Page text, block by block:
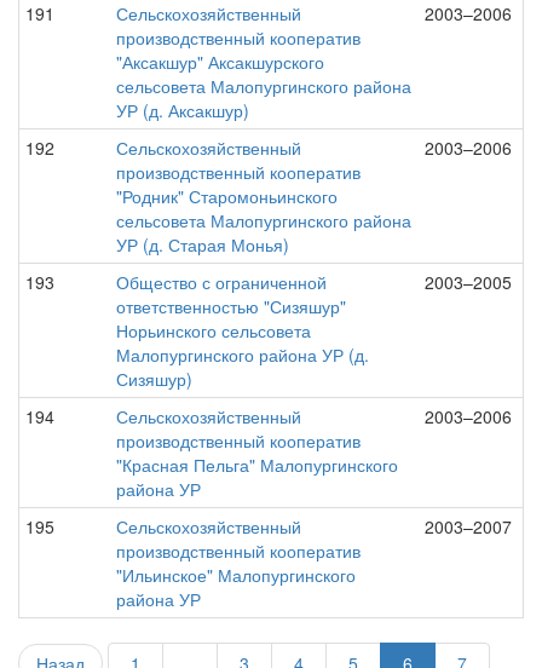
191
Сельскохозяйственный
производственный кооператив
"Аксакшур" Аксакшурского
сельсовета Малопургинского района
УР (д. Аксакшур)
2003–2006
192
Сельскохозяйственный
производственный кооператив
"Родник" Старомоньинского
сельсовета Малопургинского района
УР (д. Старая Монья)
2003–2006
193
Общество с ограниченной
ответственностью "Сизяшур"
Норьинского сельсовета
Малопургинского района УР (д.
Сизяшур)
2003–2005
194
Сельскохозяйственный
производственный кооператив
"Красная Пельга" Малопургинского
района УР
2003–2006
195
Сельскохозяйственный
производственный кооператив
"Ильинское" Малопургинского
района УР
2003–2007
Назад 1 3 4 5 6 7